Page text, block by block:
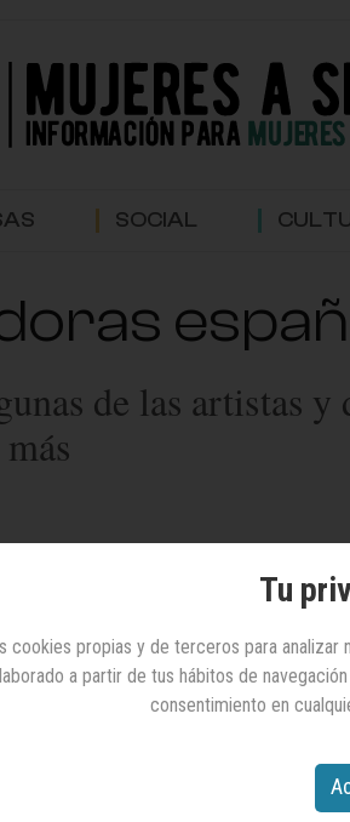
SOCIAL
de las artistas
Tu
cookies propias y de terceros para
a partir de tus hábitos de
consentimiento en